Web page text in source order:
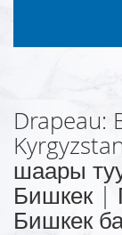
Skip
to
the
beginning
of
the
images
Drapeau:
шаары
Бишкек |
Бишкек